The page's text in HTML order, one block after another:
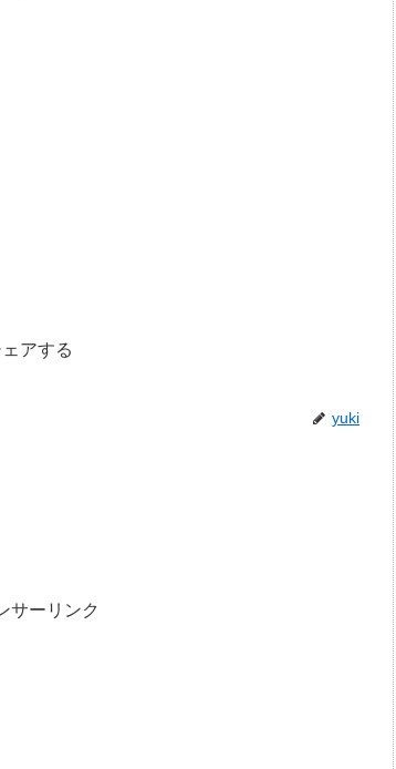
アする
yuki
サーリンク